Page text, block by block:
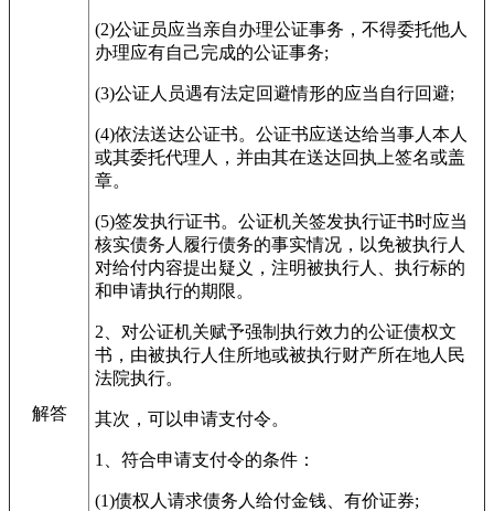
解答
(2)公证员应当亲自办理公证事务，不得委托他人
办理应有自己完成的公证事务;
(3)公证人员遇有法定回避情形的应当自行回避;
(4)依法送达公证书。公证书应送达给当事人本人
或其委托代理人，并由其在送达回执上签名或盖
章。
(5)签发执行证书。公证机关签发执行证书时应当
核实债务人履行债务的事实情况，以免被执行人
对给付内容提出疑义，注明被执行人、执行标的
和申请执行的期限。
2、对公证机关赋予强制执行效力的公证债权文
书，由被执行人住所地或被执行财产所在地人民
法院执行。
其次，可以申请支付令。
1、符合申请支付令的条件：
(1)债权人请求债务人给付金钱、有价证券;